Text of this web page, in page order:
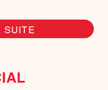
SUITE